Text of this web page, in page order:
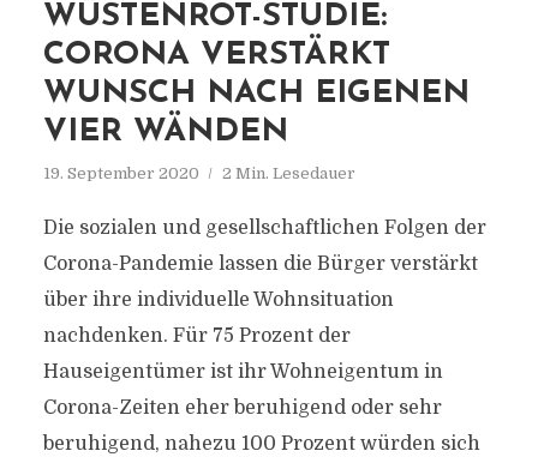
WÜSTENROT-STUDIE:
CORONA VERSTÄRKT
WUNSCH NACH EIGENEN
VIER WÄNDEN
19. September 2020 2 Min. Lesedauer
Die sozialen und gesellschaftlichen Folgen der
Corona-Pandemie lassen die Bürger verstärkt
über ihre individuelle Wohnsituation
nachdenken. Für 75 Prozent der
Hauseigentümer ist ihr Wohneigentum in
Corona-Zeiten eher beruhigend oder sehr
beruhigend, nahezu 100 Prozent würden sich